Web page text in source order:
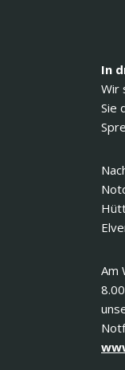
In
Wir
Sie
Am